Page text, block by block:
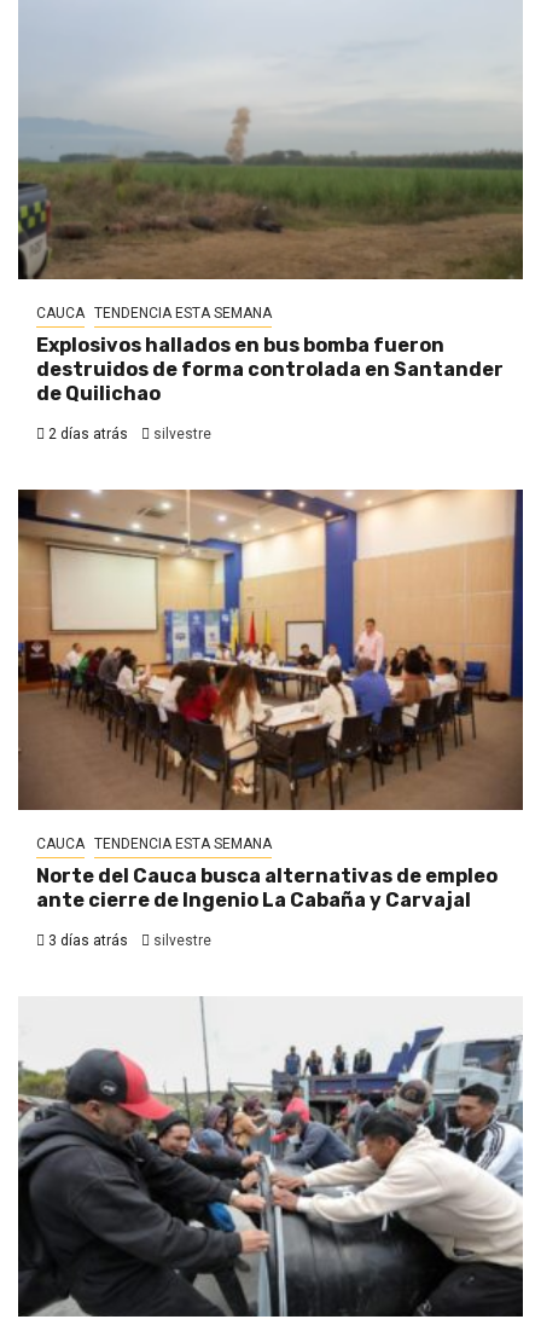
CAUCA TENDENCIA ESTA SEMANA
Explosivos hallados en bus bomba fueron
destruidos de forma controlada en Santander
de Quilichao
2 días atrás silvestre
CAUCA TENDENCIA ESTA SEMANA
Norte del Cauca busca alternativas de empleo
ante cierre de Ingenio La Cabaña y Carvajal
3 días atrás silvestre